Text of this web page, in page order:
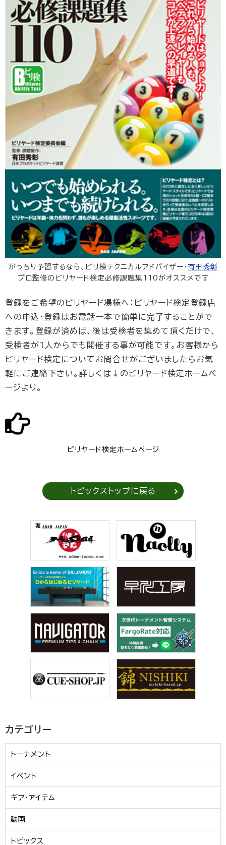
がっちり予習するなら、ビリ検テクニカルアドバイザー・ 有田秀彰
プロ監修のビリヤード検定必修課題集110がオススメです
登録をご希望のビリヤード場様へ：ビリヤード検定登録店
への申込・登録はお電話一本で簡単に完了することがで
きます。登録が済めば、後は受検者を集めて頂くだけで、
受検者が1人からでも開催する事が可能です。お客様から
ビリヤード検定についてお問合せがございましたらお気
軽にご連絡下さい。詳しくは↓のビリヤード検定ホームペ
ージより。
ビリヤード検定ホームページ
トピックストップに戻る
カテゴリー
トーナメント
イベント
ギア・アイテム
動画
トピックス